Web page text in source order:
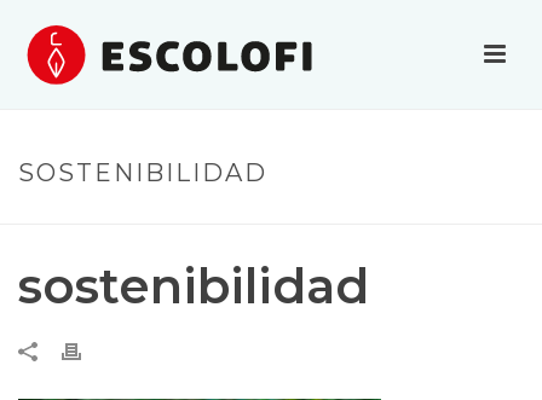
SOSTENIBILIDAD
sostenibilidad